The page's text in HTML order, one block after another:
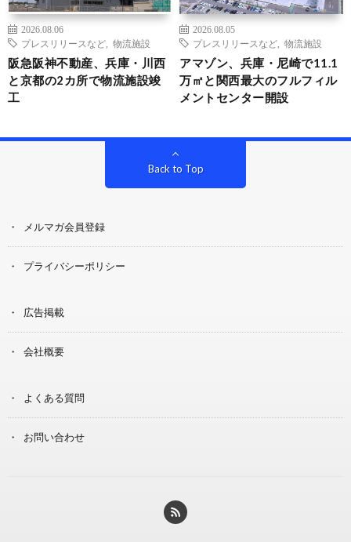
2026.08.06
プレスリリースなど
物流施設
阪急阪神不動産、兵庫・川西
と京都の2カ所で物流施設竣
工
2026.08.05
プレスリリースなど
物流施設
アマゾン、兵庫・尼崎で11.1
万㎡と関西最大のフルフィル
メントセンター開設
Back to Top
メルマガ会員登録
プライバシーポリシー
広告掲載
会社概要
よくある質問
お問い合わせ